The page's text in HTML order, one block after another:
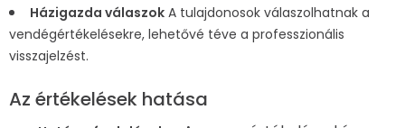
Házigazda válaszok A tulajdonosok válaszolhatnak a
vendégértékelésekre, lehetővé téve a professzionális
visszajelzést.
Az értékelések hatása